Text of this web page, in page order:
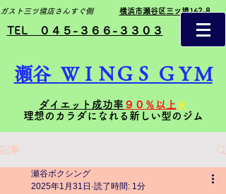
TEL ０４５-３６６-３３０３
ガスト三ツ境店さんすぐ側 横浜市瀬谷区三ツ境162-8
瀬谷 ＷＩＮＧＳ ＧＹＭ
ダイエット成功率 ９０％以上 ★
理想のカラダになれる新しい型のジム
記事
瀬谷ボクシング
2025年1月31日 読了時間: 1分